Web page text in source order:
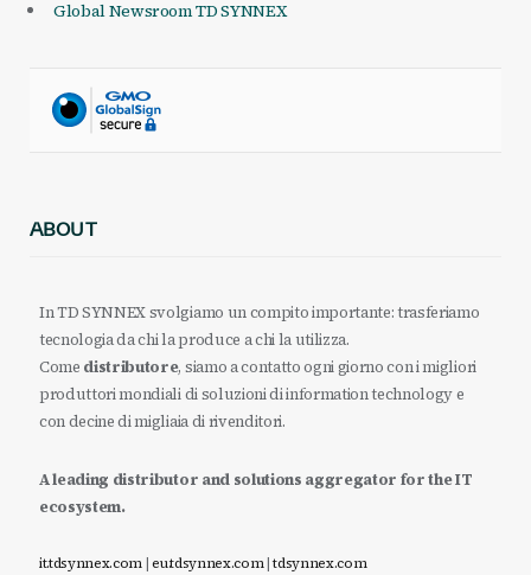
Global Newsroom TD SYNNEX
ABOUT
In TD SYNNEX svolgiamo un compito importante: trasferiamo
tecnologia da chi la produce a chi la utilizza.
Come distributore, siamo a contatto ogni giorno con i migliori
produttori mondiali di soluzioni di information technology e
con decine di migliaia di rivenditori.
A leading distributor and solutions aggregator for the IT
ecosystem.
it.tdsynnex.com|eu.tdsynnex.com|tdsynnex.com